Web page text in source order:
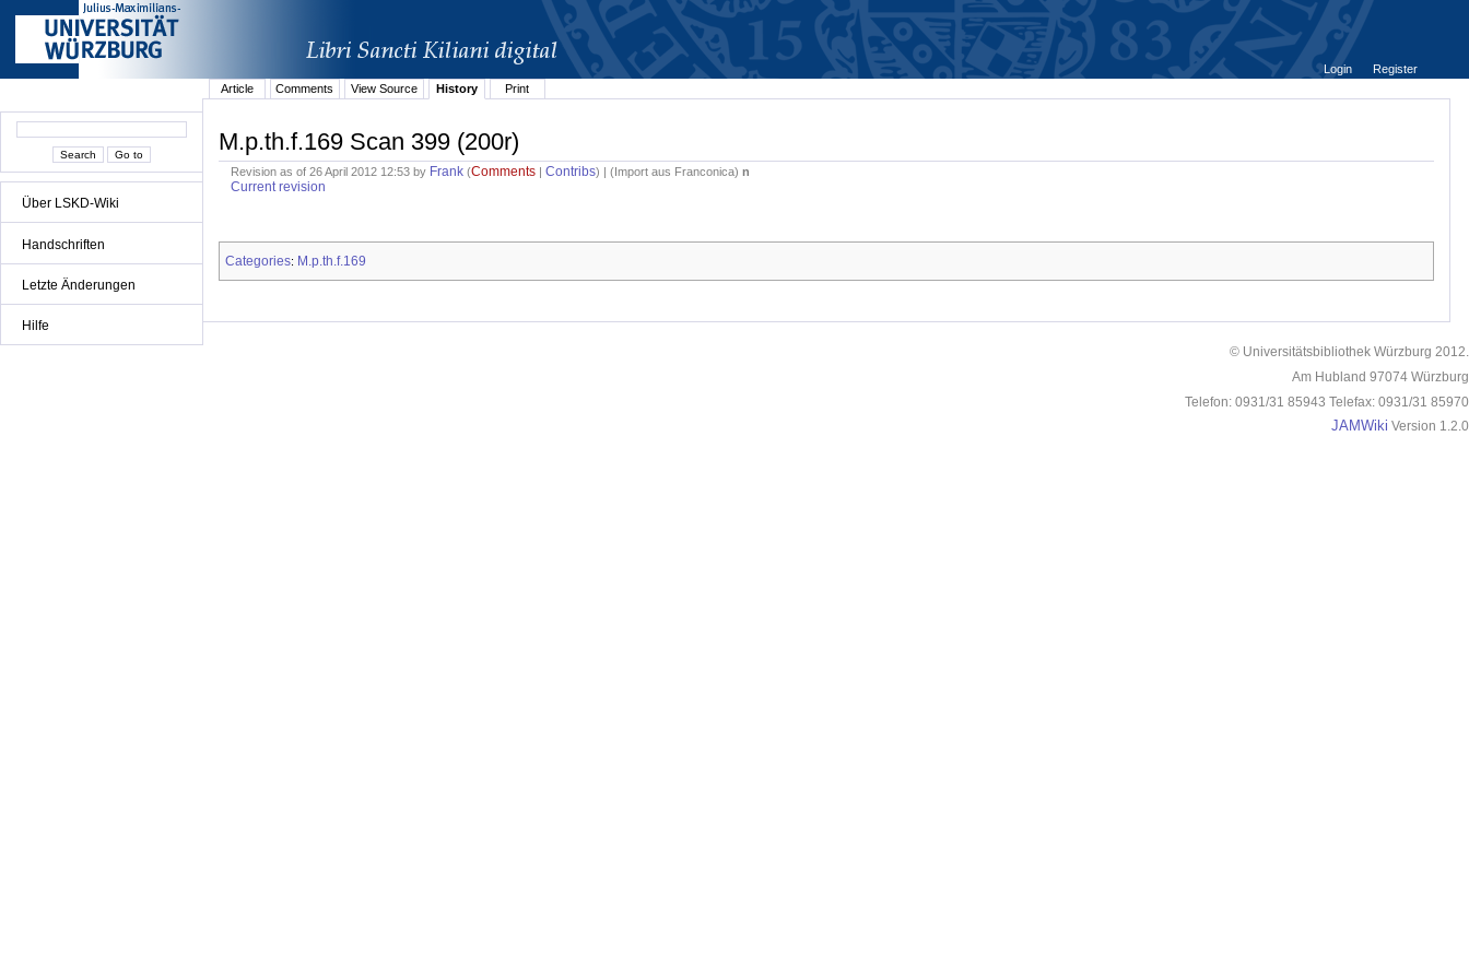
Über LSKD-Wiki
Handschriften
Letzte Änderungen
Hilfe
Login
Register
Article
Comments View Source History Print
M.p.th.f.169 Scan 399 (200r)
Revision as of 26 April 2012 12:53 by Frank (Comments |Contribs) | ( Import aus Franconica)n
Current revision
Categories: M.p.th.f.169
© Universitätsbibliothek Würzburg 2012.
Am Hubland 97074 Würzburg
Telefon: 0931/31 85943 Telefax: 0931/31 85970
JAMWiki Version 1.2.0